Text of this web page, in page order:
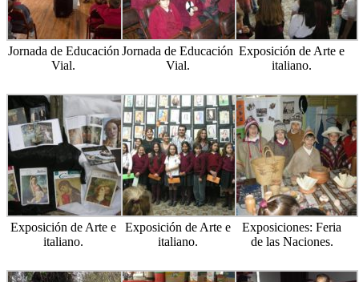
Jornada de Educación
Vial.
Jornada de Educación
Vial.
Exposición de Arte e
italiano.
Exposición de Arte e
italiano.
Exposición de Arte e
italiano.
Exposiciones: Feria
de las Naciones.